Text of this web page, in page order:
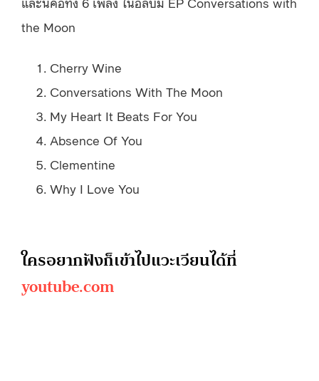
the Moon
Cherry Wine
Conversations With The Moon
My Heart It Beats For You
Absence Of You
Clementine
Why I Love You
ใครอยากฟังก็เข้าไปแวะเวียนได้ที่
youtube.com